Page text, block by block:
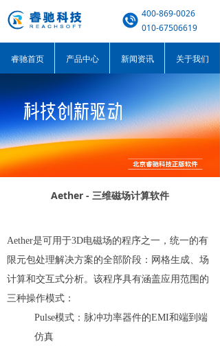
400-869-0026
010-67506619
睿驰首页 产品中心 新闻资讯 关于我们
Aether - 三维磁场计算软件
Aether是可用于3D电磁场的程序之一，统一的有
限元包处理解决方案的全部阶段：网格生成、场
计算和交互式分析。该程序具有涵盖应用范围的
三种操作模式：
Pulse模式：脉冲功率器件的EMI和端到端
仿真